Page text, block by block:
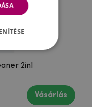
2in1
Vásárlás